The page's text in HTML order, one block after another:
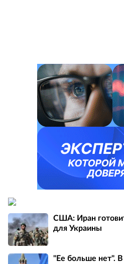
США: Иран
для Украины
"Ее больше нет".